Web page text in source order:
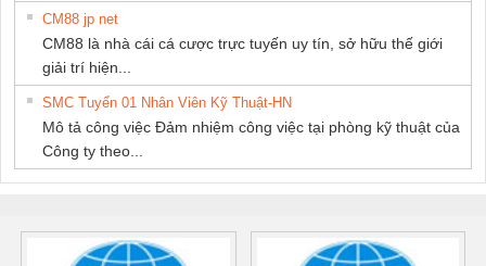
CM88 jp net
CM88 là nhà cái cá cược trực tuyến uy tín, sở hữu thế giới
giải trí hiện...
SMC Tuyển 01 Nhân Viên Kỹ Thuật-HN
Mô tả công việc Đảm nhiệm công việc tại phòng kỹ thuật của
Công ty theo...